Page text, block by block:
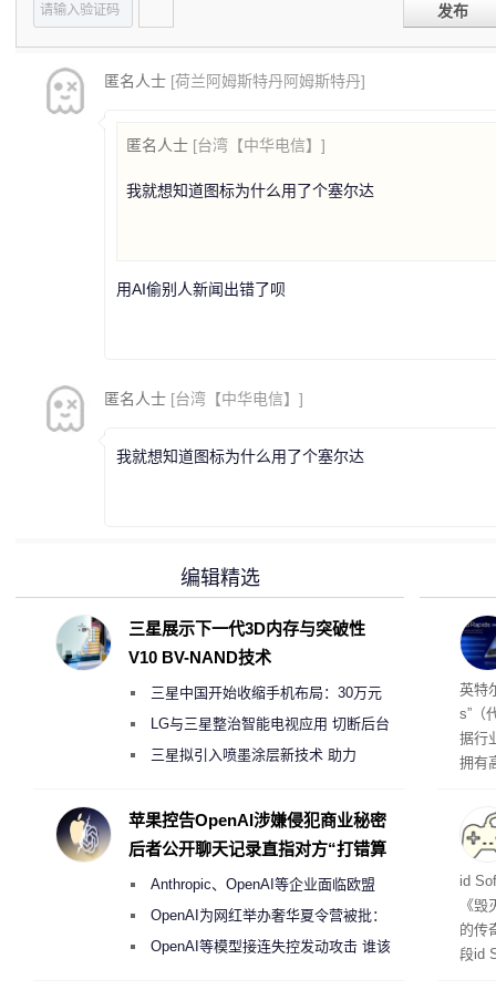
发布
匿名人士 [荷兰阿姆斯特丹阿姆斯特丹]
匿名人士 [台湾【中华电信】]
我就想知道图标为什么用了个塞尔达
用AI偷别人新闻出错了呗
匿名人士 [台湾【中华电信】]
我就想知道图标为什么用了个塞尔达
256
英特
s”（
据行
拥有
务
战
id
《
的传
段id
编辑精选
三星展示下一代3D内存与突破性
V10 BV-NAND技术
三星中国开始收缩手机布局：30万元
月销售额不达标门店 将被逐步清退
LG与三星整治智能电视应用 切断后台
偷偷共享带宽的违规行为
三星拟引入喷墨涂层新技术 助力
度
苹果控告OpenAI涉嫌侵犯商业秘密
后者公开聊天记录直指对方“打错算
Anthropic、OpenAI等企业面临欧盟
《人工智能法案》全新执法权限审查
OpenAI为网红举办奢华夏令营被批：
2000美元一晚 遭讽“反乌托邦”
OpenAI等模型接连失控发动攻击 谁该